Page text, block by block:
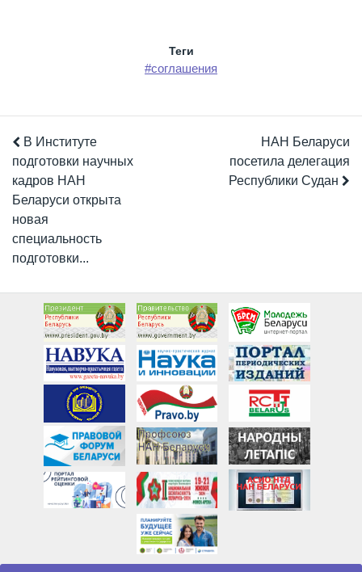
Теги
#соглашения
В Институте
подготовки научных
кадров НАН
Беларуси открыта
новая
специальность
подготовки...
НАН Беларуси
посетила делегация
Республики Судан